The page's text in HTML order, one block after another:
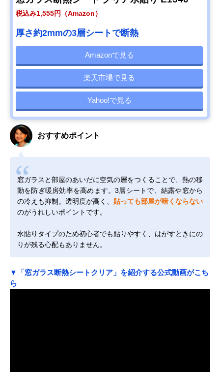
税込み1,555円（Amazon）
厚さ約2mmの3層シートで断熱
Amazonで見る
楽天市場で見る
Yahoo!で見る
おすすめポイント
窓ガラスと部屋のあいだに空気の層をつくることで、熱の移
動を防ぎ暖房効率を高めます。3層シートで、結露や窓から
の冷えも抑制。透明度が高く、 貼っても部屋が暗くならない
のがうれしいポイントです。
水貼りタイプのため初心者でも貼りやすく、はがすときにの
りが残る心配もありません。
▼「窓ガラス断熱シートクリア」を紹介する公式動画がこち
ら